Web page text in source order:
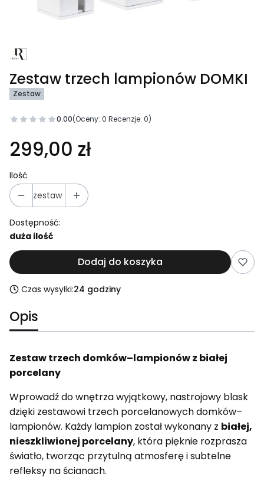
Zestaw trzech lampionów DOMKI
Zestaw
0.00(Oceny: 0 Recenzje: 0)
299,00 zł
Ilość
zestaw
Dostępność:
duża ilość
Dodaj do koszyka
Czas wysyłki:24 godziny
Opis
Zestaw trzech domków–lampionów z białej
porcelany
Wprowadź do wnętrza wyjątkowy, nastrojowy blask
dzięki zestawowi trzech porcelanowych domków–
lampionów. Każdy lampion został wykonany z białej,
nieszkliwionej porcelany, która pięknie rozprasza
światło, tworząc przytulną atmosferę i subtelne
refleksy na ścianach.